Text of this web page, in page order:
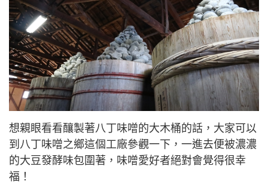
想親眼看看釀製著八丁味噌的大木桶的話，大家可以
到 八丁味噌之鄉這個工廠參觀一下，一進去便被濃濃
的大豆發酵味包圍著，味噌愛好者絕對會覺得很幸
福！